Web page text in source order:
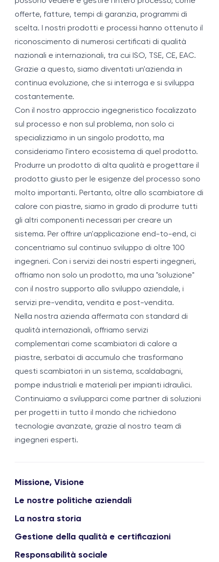
Missione, Visione
Le nostre politiche aziendali
La nostra storia
Gestione della qualità e certificazioni
Responsabilità sociale
offerte, fatture, tempi di garanzia, programmi di
scelta. I nostri prodotti e processi hanno ottenuto il
riconoscimento di numerosi certificati di qualità
nazionali e internazionali, tra cui ISO, TSE, CE, EAC.
Grazie a questo, siamo diventati un'azienda in
continua evoluzione, che si interroga e si sviluppa
costantemente.
Con il nostro approccio ingegneristico focalizzato
sul processo e non sul problema, non solo ci
specializziamo in un singolo prodotto, ma
consideriamo l'intero ecosistema di quel prodotto.
Produrre un prodotto di alta qualità e progettare il
prodotto giusto per le esigenze del processo sono
molto importanti. Pertanto, oltre allo scambiatore di
calore con piastre, siamo in grado di produrre tutti
gli altri componenti necessari per creare un
sistema. Per offrire un'applicazione end-to-end, ci
concentriamo sul continuo sviluppo di oltre 100
ingegneri. Con i servizi dei nostri esperti ingegneri,
offriamo non solo un prodotto, ma una "soluzione"
con il nostro supporto allo sviluppo aziendale, i
servizi pre-vendita, vendita e post-vendita.
Nella nostra azienda affermata con standard di
qualità internazionali, offriamo servizi
complementari come scambiatori di calore a
piastre, serbatoi di accumulo che trasformano
questi scambiatori in un sistema, scaldabagni,
pompe industriali e materiali per impianti idraulici.
Continuiamo a svilupparci come partner di soluzioni
per progetti in tutto il mondo che richiedono
tecnologie avanzate, grazie al nostro team di
ingegneri esperti.